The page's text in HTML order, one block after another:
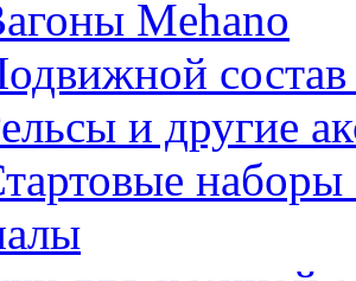
Mehano
и другие